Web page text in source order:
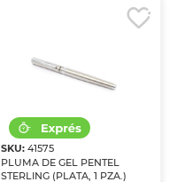
SKU: 41575
PLUMA DE GEL PENTEL
STERLING (PLATA, 1 PZA.)